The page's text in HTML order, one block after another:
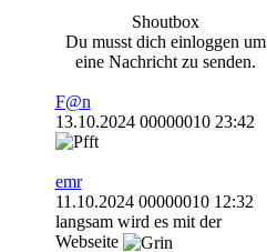
Shoutbox
Du musst dich einloggen um
eine Nachricht zu senden.
F@n
13.10.2024 00000010 23:42
emr
11.10.2024 00000010 12:32
langsam wird es mit der
Webseite